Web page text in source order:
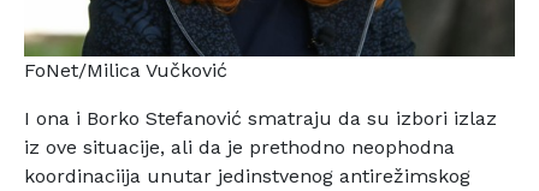
FoNet/Milica Vučković
I ona i Borko Stefanović smatraju da su izbori izlaz
iz ove situacije, ali da je prethodno neophodna
koordinaciija unutar jedinstvenog antirežimskog